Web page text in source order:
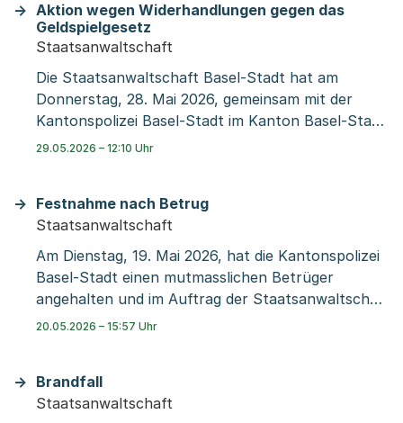
Aktion wegen Widerhandlungen gegen das
Geldspielgesetz
Staatsanwaltschaft
Die Staatsanwaltschaft Basel-Stadt hat am
Donnerstag, 28. Mai 2026, gemeinsam mit der
Kantonspolizei Basel-Stadt im Kanton Basel-Stadt
eine grössere konzertierte Aktion wegen
auf gewerbs- und bandenmässige Geldwäscherei
durchgeführt.
29.05.2026 – 12:10 Uhr
Festnahme nach Betrug
Staatsanwaltschaft
Am Dienstag, 19. Mai 2026, hat die Kantonspolizei
Basel-Stadt einen mutmasslichen Betrüger
angehalten und im Auftrag der Staatsanwaltschaft
Basel-Stadt festgenommen.
20.05.2026 – 15:57 Uhr
Brandfall
Staatsanwaltschaft